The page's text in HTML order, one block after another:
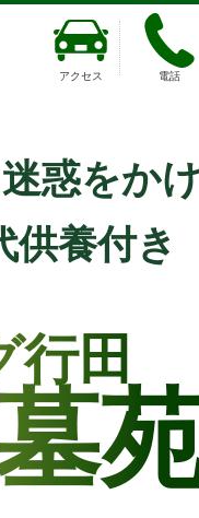
アクセス 電話
惑をか
供養付き
行田